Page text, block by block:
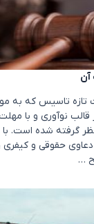
آن
تازه تاسیس که به
مصوبه ۱۴۰۲ در قالب
گرفته شده است. با
حقوقی و کیفری و
…